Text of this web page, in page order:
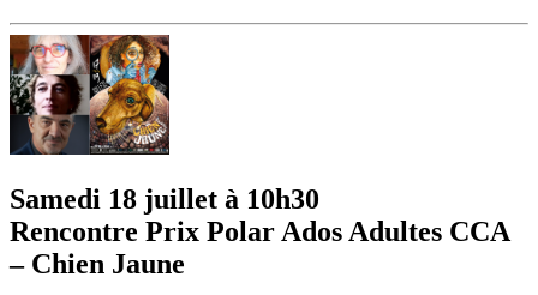
Samedi 18 juillet à 10h30
Rencontre Prix Polar Ados Adultes CCA
– Chien Jaune